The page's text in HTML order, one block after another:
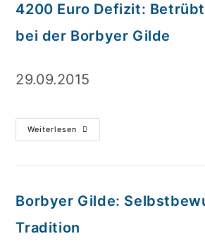
4200 Euro Defizit:
bei der Borbyer Gilde
29.09.2015
Weiterlesen
Borbyer Gilde:
Tradition